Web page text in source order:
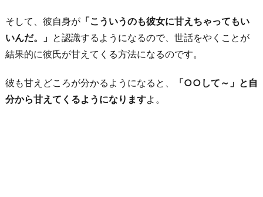
そして、彼自身が 「こういうのも彼女に甘えちゃってもい
いんだ。」 と認識するようになるので、世話をやくことが
結果的に彼氏が甘えてくる方法になるのです。
彼も甘えどころが分かるようになると、
「○○して～」と自
分から甘えてくるようになりますよ。